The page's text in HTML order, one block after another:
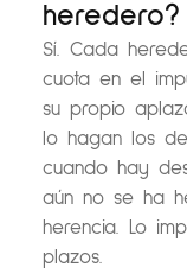
heredero?
Sí. Cada
cuota en el
su propio
lo hagan los
cuando hay
aún no se ha
herencia. Lo
plazos.